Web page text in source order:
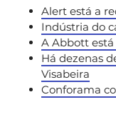
Alert está a
Indústria do
A Abbott
Há dezenas
Visabeira
Conforama